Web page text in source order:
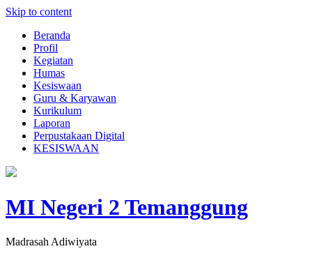
Skip to content
Beranda
Profil
Kegiatan
Humas
Kesiswaan
Guru & Karyawan
Kurikulum
Laporan
Perpustakaan Digital
KESISWAAN
MI Negeri 2 Temanggung
Madrasah Adiwiyata